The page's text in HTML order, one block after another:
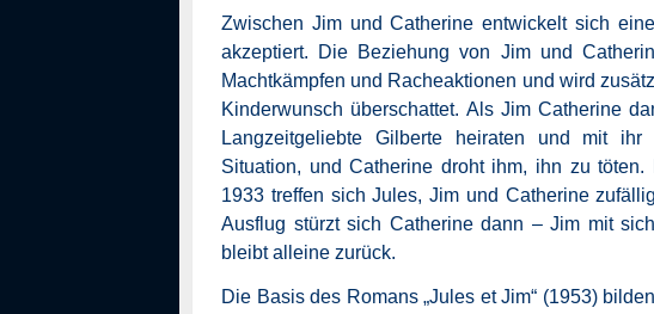
Zwischen Jim und Catherine entwickelt sich
akzeptiert. Die Beziehung von Jim und
Machtkämpfen und Racheaktionen und wird
Kinderwunsch überschattet. Als Jim Catherine
Langzeitgeliebte Gilberte heiraten und mit
Situation, und Catherine droht ihm, ihn zu
1933 treffen sich Jules, Jim und Catherine
Ausflug stürzt sich Catherine dann – Jim mit
bleibt alleine zurück.
Die Basis des Romans „Jules et Jim“ (1953)